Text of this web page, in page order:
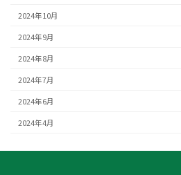
2024年10月
2024年9月
2024年8月
2024年7月
2024年6月
2024年4月